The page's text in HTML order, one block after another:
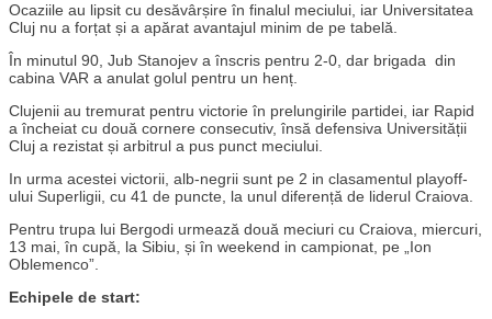
Ocaziile au lipsit cu desăvârșire în finalul meciului, iar Universitatea
Cluj nu a forțat și a apărat avantajul minim de pe tabelă.
În minutul 90, Jub Stanojev a înscris pentru 2-0, dar brigada din
cabina VAR a anulat golul pentru un henț.
Clujenii au tremurat pentru victorie în prelungirile partidei, iar Rapid
a încheiat cu două cornere consecutiv, însă defensiva Universității
Cluj a rezistat și arbitrul a pus punct meciului.
In urma acestei victorii, alb-negrii sunt pe 2 in clasamentul playoff-
ului Superligii, cu 41 de puncte, la unul diferență de liderul Craiova.
Pentru trupa lui Bergodi urmează două meciuri cu Craiova, miercuri,
13 mai, în cupă, la Sibiu, și în weekend in campionat, pe „Ion
Oblemenco”.
Echipele de start: